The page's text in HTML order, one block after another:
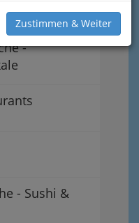
Zustimmen & Weiter
-
- Sushi &